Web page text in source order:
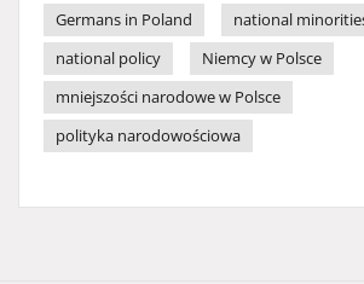
Germans in Poland
national
national policy
Niemcy w Polsce
mniejszości narodowe w Polsce
polityka narodowościowa